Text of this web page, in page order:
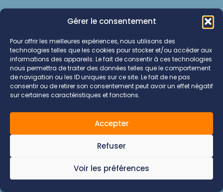
Gérer le consentement
Pour offrir les meilleures expériences, nous utilisons des
technologies telles que les cookies pour stocker et/ou accéder aux
informations des appareils. Le fait de consentir à ces technologies
nous permettra de traiter des données telles que le comportement
de navigation ou les ID uniques sur ce site. Le fait de ne pas
consentir ou de retirer son consentement peut avoir un effet négatif
sur certaines caractéristiques et fonctions.
Accepter
Refuser
Voir les préférences
AS FONTAINE VOLLEY BALL
© 2026 Infini Sports .MentionsCréation